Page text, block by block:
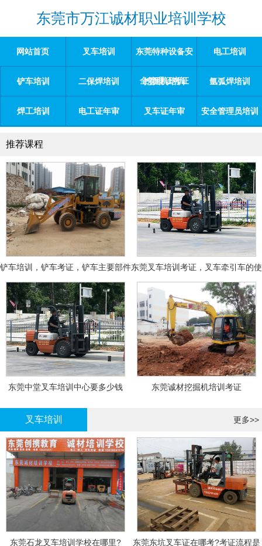
东莞市万江诚材职业培训学校
网站首页 叉车培训 东莞特种设备安
全管理证考证
电工培训
铲车培训 二保焊培训 挖掘机培训 氩弧焊培训
焊工培训 电工证年审 叉车证年审 安全管理员培训
推荐课程
铲车培训，铲车考证，铲车主要部件东莞叉车培训考证，叉车牵引车的使
用和操作
东莞中堂叉车培训中心要多少钱 东莞诚材挖掘机培训考证
叉车培训 更多>>
东莞石龙叉车培训学校在哪里?
东莞东坑叉车证在哪考?考证流程是